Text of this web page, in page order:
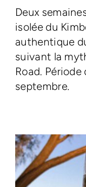
Deux
isolée du
authentique
suivant la
Road.
septembre.